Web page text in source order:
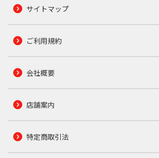
サイトマップ
ご利用規約
会社概要
店舗案内
特定商取引法